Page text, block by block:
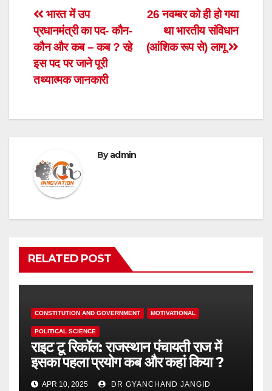
Post
navigation
26 नवम्बर को ही हो गया
था भारतीय संविधान
(आंशिक रूप से) लागू
भारत में उप
प्रधानमंत्री का पद- कौन-
कौन और कब – कब ? रहे
इस पद पर जाने पूरी
तथ्यात्मक जानकारी
Byadmin
RELATED POST
CONSTITUTION AND GOVERNMENT MOTIVATIONAL
POLITICAL SCIENCE
राइट टू रिकॉल: राजस्थान पंचायती राज में
इसका पहला प्रयोग कब और कहां किया ?
APR 10, 2025 DR GYANCHAND JANGID